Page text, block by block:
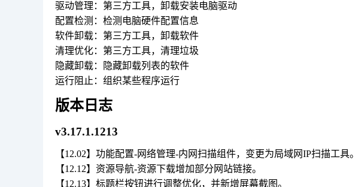
驱动管理：第三方工具，卸载安装电脑驱动
配置检测：检测电脑硬件配置信息
软件卸载：第三方工具，卸载软件
清理优化：第三方工具，清理垃圾
隐藏卸载：隐藏卸载列表的软件
运行阻止：组织某些程序运行
版本日志
v3.17.1.1213
【12.02】功能配置-网络管理-内网扫描组件，变更为局域网IP扫描工具。
【12.12】资源导航-资源下载增加部分网站链接。
【12.13】标题栏按钮进行调整优化，并新增屏幕截图。